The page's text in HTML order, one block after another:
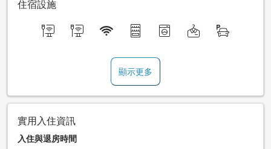
住宿設施
顯示更多
實用入住資訊
入住與退房時間